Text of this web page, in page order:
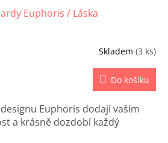
Euphoris / Láska
Skladem (3 ks)
Do košíku
Euphoris dodají vaším
a krásně dozdobí každý